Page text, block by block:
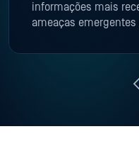
informações mais
ameaças